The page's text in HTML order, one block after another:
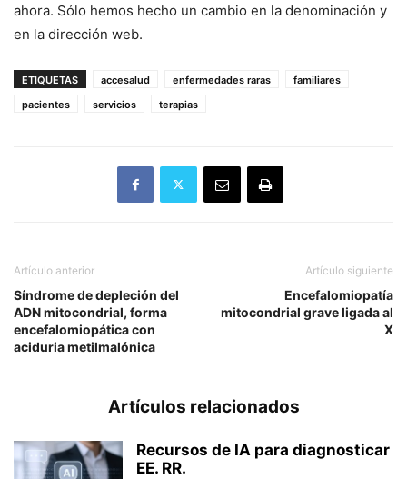
ahora. Sólo hemos hecho un cambio en la denominación y
en la dirección web.
ETIQUETAS accesalud enfermedades raras
familiares
pacientes
servicios terapias
Artículo anterior
Síndrome de depleción del
ADN mitocondrial, forma
encefalomiopática con
aciduria metilmalónica
Artículo siguiente
Encefalomiopatía
mitocondrial grave ligada al
X
Artículos relacionados
Recursos de IA para diagnosticar
EE. RR.